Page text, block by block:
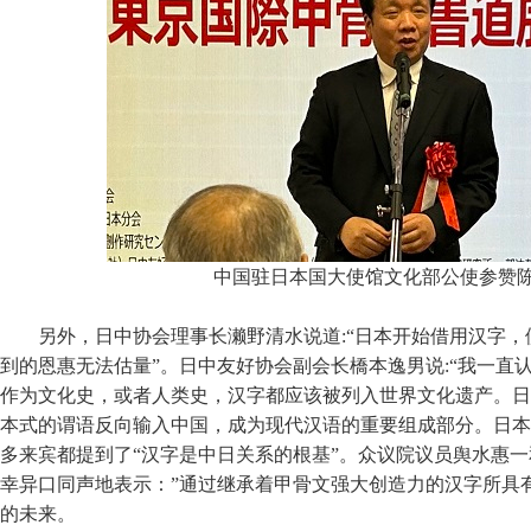
中国驻日本国大使馆文化部公使参赞
另外，日中协会理事长濑野清水说道:“日本开始借用汉字
到的恩惠无法估量”。日中友好协会副会长橋本逸男说:“我一直
作为文化史，或者人类史，汉字都应该被列入世界文化遗产。
本式的谓语反向输入中国，成为现代汉语的重要组成部分。日
多来宾都提到了“汉字是中日关系的根基”。众议院议员舆水惠
幸异口同声地表示：”通过继承着甲骨文强大创造力的汉字所
的未来。